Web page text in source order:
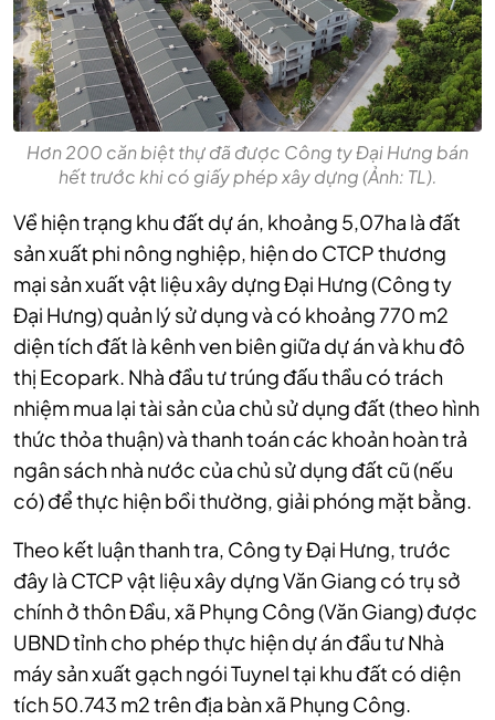
Hơn 200 căn biệt thự đã được Công ty Đại Hưng bán
hết trước khi có giấy phép xây dựng (Ảnh: TL).
Về hiện trạng khu đất dự án, khoảng 5,07ha là đất
sản xuất phi nông nghiệp, hiện do CTCP thương
mại sản xuất vật liệu xây dựng Đại Hưng (Công ty
Đại Hưng) quản lý sử dụng và có khoảng 770 m2
diện tích đất là kênh ven biên giữa dự án và khu đô
thị Ecopark. Nhà đầu tư trúng đấu thầu có trách
nhiệm mua lại tài sản của chủ sử dụng đất (theo hình
thức thỏa thuận) và thanh toán các khoản hoàn trả
ngân sách nhà nước của chủ sử dụng đất cũ (nếu
có) để thực hiện bồi thường, giải phóng mặt bằng.
Theo kết luận thanh tra, Công ty Đại Hưng, trước
đây là CTCP vật liệu xây dựng Văn Giang có trụ sở
chính ở thôn Đầu, xã Phụng Công (Văn Giang) được
UBND tỉnh cho phép thực hiện dự án đầu tư Nhà
máy sản xuất gạch ngói Tuynel tại khu đất có diện
tích 50.743 m2 trên địa bàn xã Phụng Công.